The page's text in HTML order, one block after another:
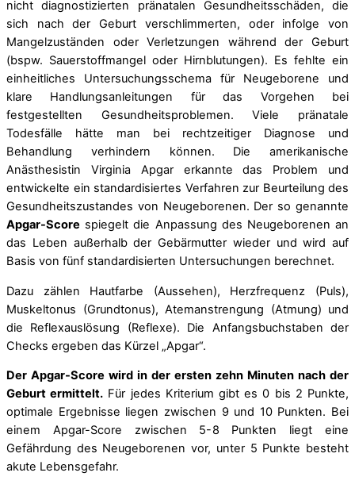
nicht diagnostizierten pränatalen Gesundheitsschäden, die
sich nach der Geburt verschlimmerten, oder infolge von
Mangelzuständen oder Verletzungen während der Geburt
(bspw. Sauerstoffmangel oder Hirnblutungen). Es fehlte ein
einheitliches Untersuchungsschema für Neugeborene und
klare Handlungsanleitungen für das Vorgehen bei
festgestellten Gesundheitsproblemen. Viele pränatale
Todesfälle hätte man bei rechtzeitiger Diagnose und
Behandlung verhindern können. Die amerikanische
Anästhesistin Virginia Apgar erkannte das Problem und
entwickelte ein standardisiertes Verfahren zur Beurteilung des
Gesundheitszustandes von Neugeborenen. Der so genannte
Apgar-Score spiegelt die Anpassung des Neugeborenen an
das Leben außerhalb der Gebärmutter wieder und wird auf
Basis von fünf standardisierten Untersuchungen berechnet.
Dazu zählen Hautfarbe (Aussehen), Herzfrequenz (Puls),
Muskeltonus (Grundtonus), Atemanstrengung (Atmung) und
die Reflexauslösung (Reflexe). Die Anfangsbuchstaben der
Checks ergeben das Kürzel „Apgar“.
Der Apgar-Score wird in der ersten zehn Minuten nach der
Geburt ermittelt. Für jedes Kriterium gibt es 0 bis 2 Punkte,
optimale Ergebnisse liegen zwischen 9 und 10 Punkten. Bei
einem Apgar-Score zwischen 5-8 Punkten liegt eine
Gefährdung des Neugeborenen vor, unter 5 Punkte besteht
akute Lebensgefahr.